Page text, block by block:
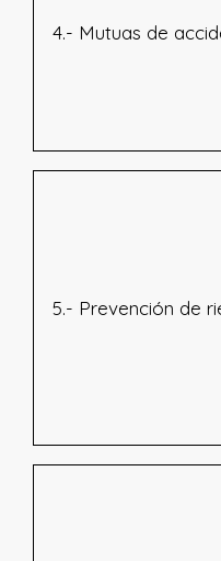
4.- Mutuas de
5.- Prevención de